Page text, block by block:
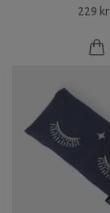
229 kr